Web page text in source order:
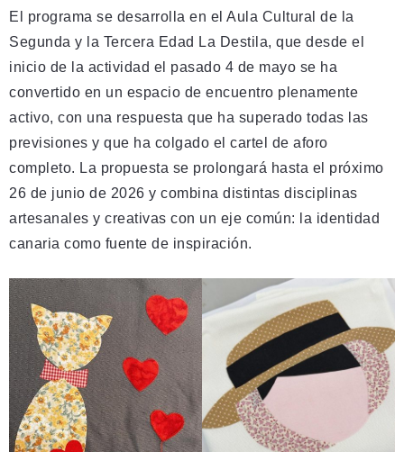
El programa se desarrolla en el Aula Cultural de la
Segunda y la Tercera Edad La Destila, que desde el
inicio de la actividad el pasado 4 de mayo se ha
convertido en un espacio de encuentro plenamente
activo, con una respuesta que ha superado todas las
previsiones y que ha colgado el cartel de aforo
completo. La propuesta se prolongará hasta el próximo
26 de junio de 2026 y combina distintas disciplinas
artesanales y creativas con un eje común: la identidad
canaria como fuente de inspiración.